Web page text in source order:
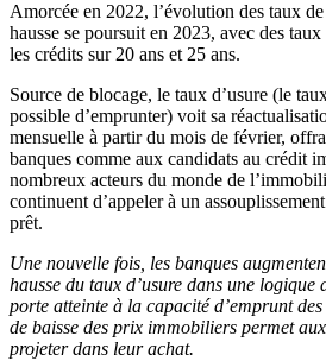
Amorcée en 2022, l’évolution des taux
hausse se poursuit en 2023, avec des
les crédits sur 20 ans et 25 ans.
Source de blocage, le taux d’usure (le
possible d’emprunter) voit sa
mensuelle à partir du mois de février,
banques comme aux candidats au crédit
nombreux acteurs du monde de
continuent d’appeler à un
prêt.
Une nouvelle fois, les banques
hausse du taux d’usure dans une logique
porte atteinte à la capacité d’emprunt
de baisse des prix immobiliers permet
projeter dans leur achat.